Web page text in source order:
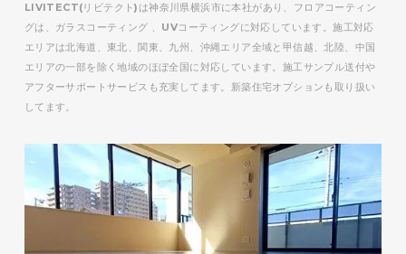
LIVITECT(リビテクト)は神奈川県横浜市に本社があり、フロアコーティン
グは、ガラスコーティング 、UVコーティングに対応しています。施工対応
エリアは北海道、東北、関東、九州、沖縄エリア全域と甲信越、北陸、中国
エリアの一部を除く地域のほぼ全国に対応しています。施工サンプル送付や
アフターサポートサービスも充実してます。新築住宅オプションも取り扱い
してます。